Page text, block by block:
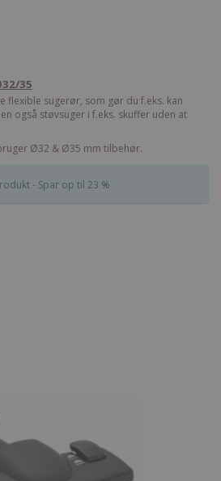
35
flexible sugerør, som gør du f.eks. kan
også støvsuger i f.eks. skuffer uden at
Ø32 & Ø35 mm tilbehør.
- Spar op til 23 %